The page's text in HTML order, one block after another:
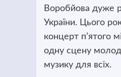
Воробйова дуже
України. Цього
концерт п’ятого
одну сцену
музику для всіх.